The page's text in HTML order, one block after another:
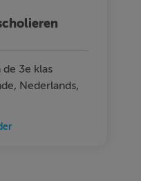
3e klas
Nederlands,